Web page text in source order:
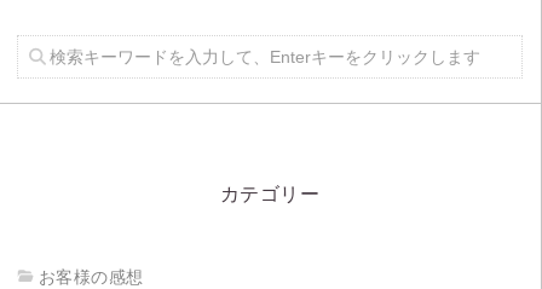
カテゴリー
お客様の感想